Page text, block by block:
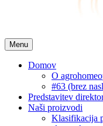
Menu
Domov
O
#63 (brez
Predstavitev
Naši proizvodi
Klasifikacija